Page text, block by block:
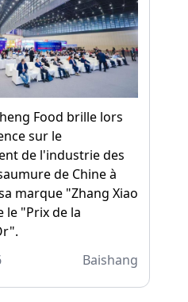
Food brille lors
sur le
de l'industrie des
de Chine à
marque "Zhang Xiao
le "Prix de la
Baishang